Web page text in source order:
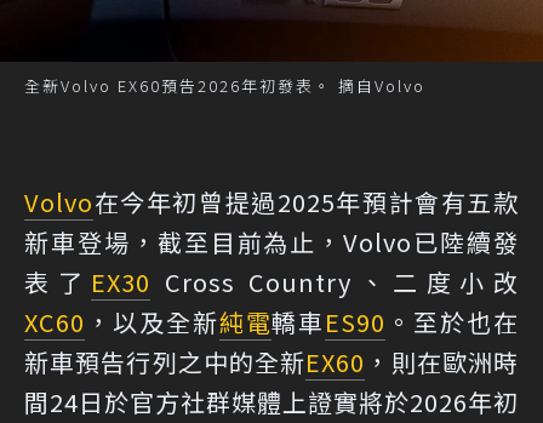
全新Volvo EX60預告2026年初發表。 摘自Volvo
Volvo在今年初曾提過2025年預計會有五款
新車登場，截至目前為止，Volvo已陸續發
表了 EX30 Cross Country、二度小改
XC60 ，以及全新純電轎車ES90 。至於也在
新車預告行列之中的全新EX60 ，則在歐洲時
間24日於官方社群媒體上證實將於2026年初